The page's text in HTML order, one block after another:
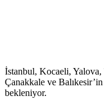
İstanbul, Kocaeli,
Çanakkale ve
bekleniyor.